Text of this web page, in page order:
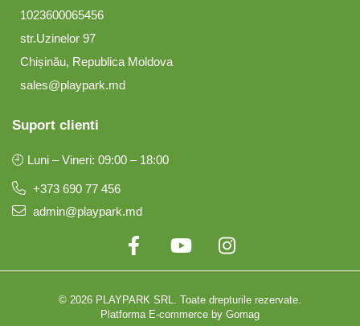
1023600065456
str.Uzinelor 97
Chișinău, Republica Moldova
sales@playpark.md
Suport clienti
🕘 Luni – Vineri: 09:00 – 18:00
+373 690 77 456
admin@playpark.md
© 2026 PLAYPARK SRL. Toate drepturile rezervate.
Platforma E-commerce by Gomag